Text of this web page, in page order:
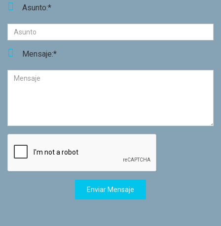
Asunto:*
Mensaje:*
Enviar Mensaje